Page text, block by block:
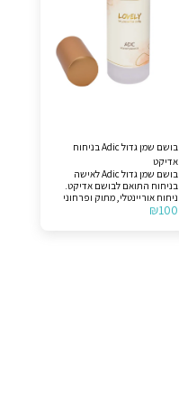
בושם שמן גדול Adic בניחוח
אדיקט
בושם שמן גדול Adic לאישה
בניחוח התואם לבושם אדיקט.
ניחוח אוריינטלי, מתוק ופרחוני
לנשים. תווים עליונים >>
₪100